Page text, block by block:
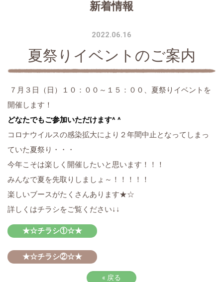
新着情報
2022.06.16
夏祭りイベントのご案内
７月３日（日）１０：００～１５：００、夏祭りイベントを
開催します！
どなたでもご参加いただけます^ ^
コロナウイルスの感染拡大により２年間中止となってしまっ
ていた夏祭り・・・
今年こそは楽しく開催したいと思います！！！
みんなで夏を先取りしましょ～！！！！！
楽しいブースがたくさんあります★☆
詳しくはチラシをご覧ください↓↓
★☆チラシ①☆★
★☆チラシ②☆★
« 戻る